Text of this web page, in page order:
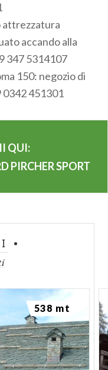
attrezzatura
accando alla
347 5314107
150: negozio di
451301
QUI:
PIRCHER SPORT
538 mt